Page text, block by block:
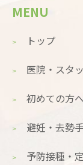
MENU
トップ
医院・スタ
初めての方へ
避妊・去勢
予防接種・